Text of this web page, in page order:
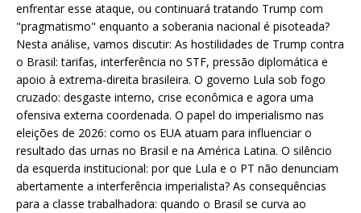
enfrentar esse ataque, ou continuará tratando Trump com
"pragmatismo" enquanto a soberania nacional é pisoteada?
Nesta análise, vamos discutir: As hostilidades de Trump contra
o Brasil: tarifas, interferência no STF, pressão diplomática e
apoio à extrema-direita brasileira. O governo Lula sob fogo
cruzado: desgaste interno, crise econômica e agora uma
ofensiva externa coordenada. O papel do imperialismo nas
eleições de 2026: como os EUA atuam para influenciar o
resultado das urnas no Brasil e na América Latina. O silêncio
da esquerda institucional: por que Lula e o PT não denunciam
abertamente a interferência imperialista? As consequências
para a classe trabalhadora: quando o Brasil se curva ao